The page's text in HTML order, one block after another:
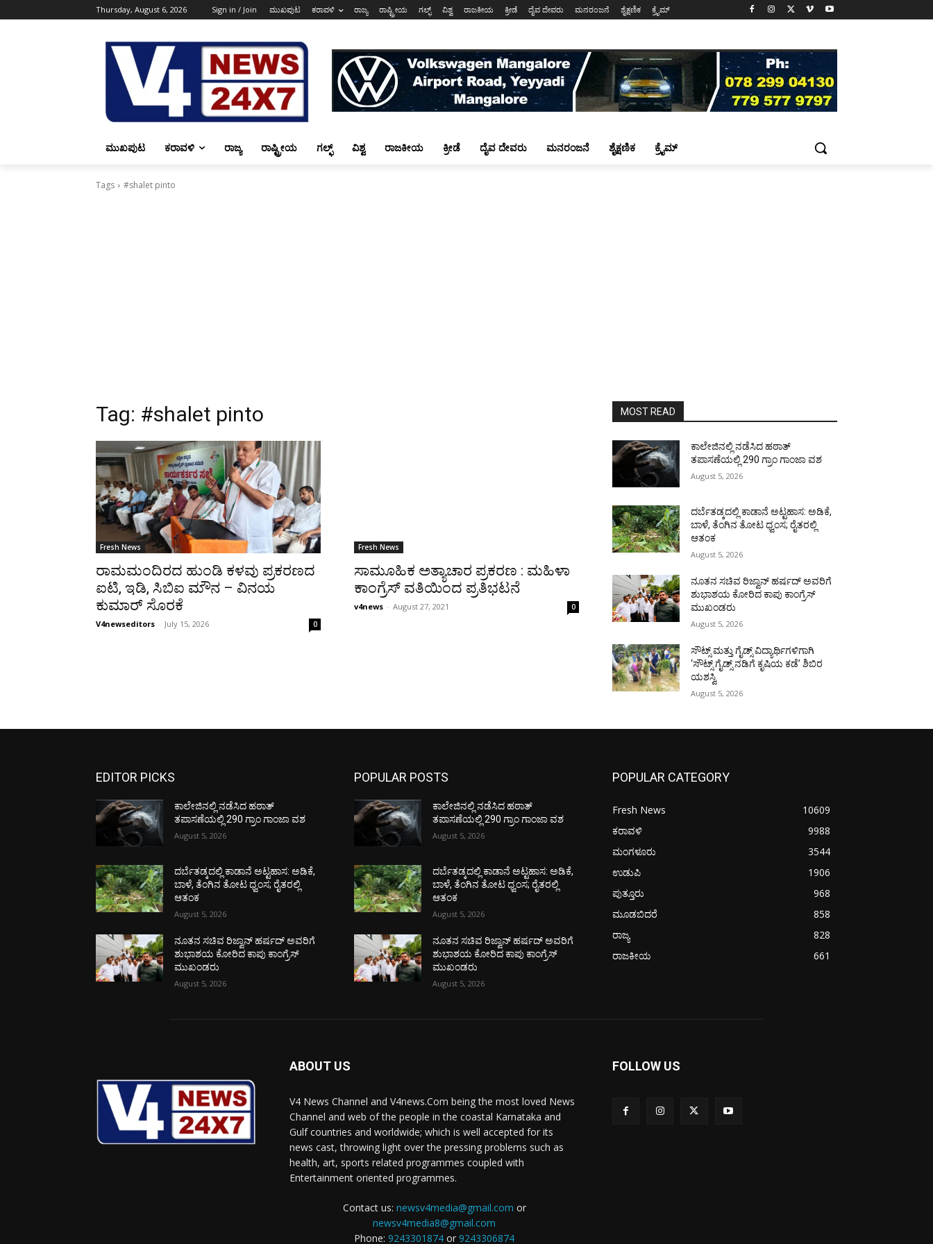
Thursday, August 6, 2026 Sign in / Join ಮುಖಪುಟ ಕರಾವಳಿ ರಾಜ್ಯ ರಾಷ್ಟ್ರೀಯ ಗಲ್ಫ್ ವಿಶ್ವ ರಾಜಕೀಯ ಕ್ರೀಡೆ ದೈವ ದೇವರು ಮನರಂಜನೆ ಶೈಕ್ಷಣಿಕ ಕ್ರೈಮ್
ಮುಖಪುಟ ಕರಾವಳಿ ರಾಜ್ಯ ರಾಷ್ಟ್ರೀಯ ಗಲ್ಫ್ ವಿಶ್ವ ರಾಜಕೀಯ ಕ್ರೀಡೆ ದೈವ ದೇವರು ಮನರಂಜನೆ ಶೈಕ್ಷಣಿಕ ಕ್ರೈಮ್
Tags #shalet pinto
Tag: #shalet pinto
Fresh News
ರಾಮಮಂದಿರದ ಹುಂಡಿ ಕಳವು ಪ್ರಕರಣದ
ಐಟಿ, ಇಡಿ, ಸಿಬಿಐ ಮೌನ – ವಿನಯ
ಕುಮಾರ್ ಸೊರಕೆ
V4newseditors - July 15, 2026 0
Fresh News
ಸಾಮೂಹಿಕ ಅತ್ಯಾಚಾರ ಪ್ರಕರಣ : ಮಹಿಳಾ
ಕಾಂಗ್ರೆಸ್ ವತಿಯಿಂದ ಪ್ರತಿಭಟನೆ
v4news - August 27, 2021 0
MOST READ
ಕಾಲೇಜಿನಲ್ಲಿ ನಡೆಸಿದ ಹಠಾತ್
ತಪಾಸಣೆಯಲ್ಲಿ 290 ಗ್ರಾಂ ಗಾಂಜಾ ವಶ
August 5, 2026
ದರ್ಬೆತಡ್ಕದಲ್ಲಿ ಕಾಡಾನೆ ಅಟ್ಟಹಾಸ: ಅಡಿಕೆ,
ಬಾಳೆ, ತೆಂಗಿನ ತೋಟ ಧ್ವಂಸ; ರೈತರಲ್ಲಿ
ಆತಂಕ
August 5, 2026
ನೂತನ ಸಚಿವ ರಿಜ್ವಾನ್ ಹರ್ಷದ್ ಅವರಿಗೆ
ಶುಭಾಶಯ ಕೋರಿದ ಕಾಪು ಕಾಂಗ್ರೆಸ್
ಮುಖಂಡರು
August 5, 2026
ಸೌಟ್ಸ್ ಮತ್ತು ಗೈಡ್ಸ್ ವಿದ್ಯಾರ್ಥಿಗಳಿಗಾಗಿ
‘ಸೌಟ್ಸ್ ಗೈಡ್ಸ್ ನಡಿಗೆ ಕೃಷಿಯ ಕಡೆ’ ಶಿಬಿರ
ಯಶಸ್ವಿ
August 5, 2026
EDITOR PICKS
ಕಾಲೇಜಿನಲ್ಲಿ ನಡೆಸಿದ ಹಠಾತ್
ತಪಾಸಣೆಯಲ್ಲಿ 290 ಗ್ರಾಂ ಗಾಂಜಾ ವಶ
August 5, 2026
ದರ್ಬೆತಡ್ಕದಲ್ಲಿ ಕಾಡಾನೆ ಅಟ್ಟಹಾಸ: ಅಡಿಕೆ,
ಬಾಳೆ, ತೆಂಗಿನ ತೋಟ ಧ್ವಂಸ; ರೈತರಲ್ಲಿ
ಆತಂಕ
August 5, 2026
ನೂತನ ಸಚಿವ ರಿಜ್ವಾನ್ ಹರ್ಷದ್ ಅವರಿಗೆ
ಶುಭಾಶಯ ಕೋರಿದ ಕಾಪು ಕಾಂಗ್ರೆಸ್
ಮುಖಂಡರು
August 5, 2026
POPULAR POSTS
ಕಾಲೇಜಿನಲ್ಲಿ ನಡೆಸಿದ ಹಠಾತ್
ತಪಾಸಣೆಯಲ್ಲಿ 290 ಗ್ರಾಂ ಗಾಂಜಾ ವಶ
August 5, 2026
ದರ್ಬೆತಡ್ಕದಲ್ಲಿ ಕಾಡಾನೆ ಅಟ್ಟಹಾಸ: ಅಡಿಕೆ,
ಬಾಳೆ, ತೆಂಗಿನ ತೋಟ ಧ್ವಂಸ; ರೈತರಲ್ಲಿ
ಆತಂಕ
August 5, 2026
ನೂತನ ಸಚಿವ ರಿಜ್ವಾನ್ ಹರ್ಷದ್ ಅವರಿಗೆ
ಶುಭಾಶಯ ಕೋರಿದ ಕಾಪು ಕಾಂಗ್ರೆಸ್
ಮುಖಂಡರು
August 5, 2026
POPULAR CATEGORY
Fresh News
10609
ಕರಾವಳಿ
9988
ಮಂಗಳೂರು
3544
ಉಡುಪಿ
1906
ಪುತ್ತೂರು
968
ಮೂಡಬಿದರೆ
858
ರಾಜ್ಯ
828
ರಾಜಕೀಯ
661
ABOUT US
V4 News Channel and V4news.Com being the most loved News
Channel and web of the people in the coastal Karnataka and
Gulf countries and worldwide; which is well accepted for its
news cast, throwing light over the pressing problems such as
health, art, sports related programmes coupled with
Entertainment oriented programmes.
Contact us: newsv4media@gmail.com or
newsv4media8@gmail.com
Phone: 9243301874 or 9243306874
FOLLOW US